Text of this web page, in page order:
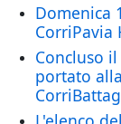
Domenica
CorriPavia
Concluso
portato